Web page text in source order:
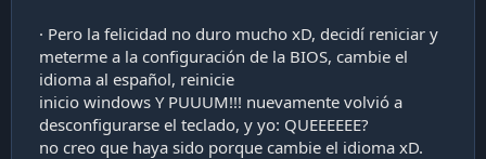
· Pero la felicidad no duro mucho xD, decidí reniciar y
meterme a la configuración de la BIOS, cambie el
idioma al español, reinicie
inicio windows Y PUUUM!!! nuevamente volvió a
desconfigurarse el teclado, y yo: QUEEEEEE?
no creo que haya sido porque cambie el idioma xD.